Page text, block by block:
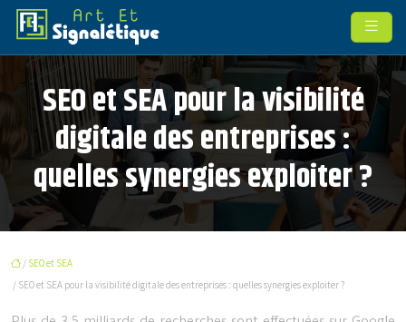
SEO et SEA pour la visibilité
digitale des entreprises :
quelles synergies exploiter ?
/SEO et SEA
/ SEO et SEA pour la visibilité digitale des entreprises : quelles synergies exploiter ?